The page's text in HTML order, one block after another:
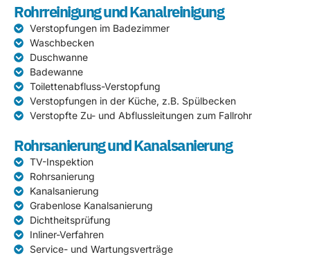
Rohrreinigung und Kanalreinigung
Verstopfungen im Badezimmer
Waschbecken
Duschwanne
Badewanne
Toilettenabfluss-Verstopfung
Verstopfungen in der Küche, z.B. Spülbecken
Verstopfte Zu- und Abflussleitungen zum Fallrohr
Rohrsanierung und Kanalsanierung
TV-Inspektion
Rohrsanierung
Kanalsanierung
Grabenlose Kanalsanierung
Dichtheitsprüfung
Inliner-Verfahren
Service- und Wartungsverträge